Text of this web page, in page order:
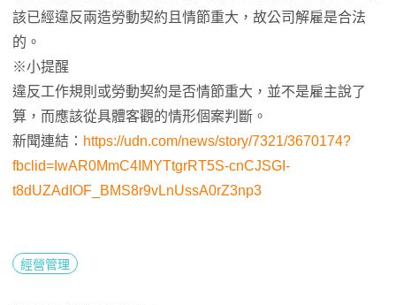
該已經違反兩造勞動契約且情節重大，故公司解雇是合法
的。
※小提醒
違反工作規則或勞動契約是否情節重大，並不是雇主說了
算，而應該從具體客觀的情形個案判斷。
新聞連結： https://udn.com/news/story/7321/3670174?
fbclid=IwAR0MmC4IMYTtgrRT5S-cnCJSGI-
t8dUZAdIOF_BMS8r9vLnUssA0rZ3np3
經營管理